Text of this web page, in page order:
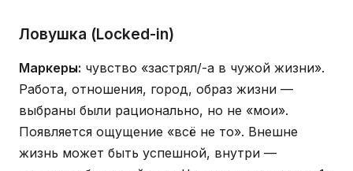
Ловушка (Locked-in)
Маркеры: чувство «застрял/-а в чужой жизни».
Работа, отношения, город, образ жизни —
выбраны были рационально, но не «мои».
Появляется ощущение «всё не то». Внешне
жизнь может быть успешной, внутри —